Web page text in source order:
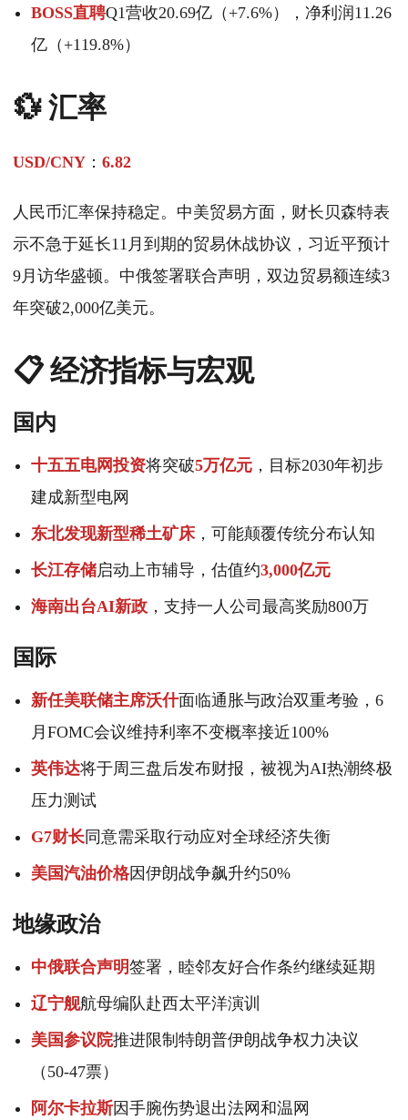
BOSS直聘Q1营收20.69亿（+7.6%），净利润11.26
亿（+119.8%）
💱 汇率
USD/CNY ： 6.82
人民币汇率保持稳定。中美贸易方面，财长贝森特表
示不急于延长11月到期的贸易休战协议，习近平预计
9月访华盛顿。中俄签署联合声明，双边贸易额连续3
年突破2,000亿美元。
📋 经济指标与宏观
国内
十五五电网投资将突破5万亿元 ，目标2030年初步
建成新型电网
东北发现新型稀土矿床，可能颠覆传统分布认知
长江存储启动上市辅导，估值约3,000亿元
海南出台AI新政 ，支持一人公司最高奖励800万
国际
新任美联储主席沃什面临通胀与政治双重考验，6
月FOMC会议维持利率不变概率接近100%
英伟达将于周三盘后发布财报，被视为AI热潮终极
压力测试
G7财长 同意需采取行动应对全球经济失衡
美国汽油价格因伊朗战争飙升约50%
地缘政治
中俄联合声明签署，睦邻友好合作条约继续延期
辽宁舰航母编队赴西太平洋演训
美国参议院推进限制特朗普伊朗战争权力决议
（50-47票）
阿尔卡拉斯因手腕伤势退出法网和温网